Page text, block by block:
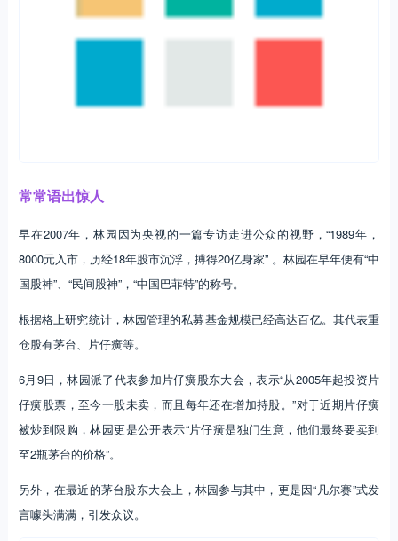
常常语出惊人
早在2007年，林园因为央视的一篇专访走进公众的视野，“1989年，
8000元入市，历经18年股市沉浮，搏得20亿身家” 。林园在早年便有“中
国股神”、“民间股神”，“中国巴菲特”的称号。
根据格上研究统计，林园管理的私募基金规模已经高达百亿。其代表重
仓股有茅台、片仔癀等。
6月9日，林园派了代表参加片仔癀股东大会，表示“从2005年起投资片
仔癀股票，至今一股未卖，而且每年还在增加持股。”对于近期片仔癀
被炒到限购，林园更是公开表示“片仔癀是独门生意，他们最终要卖到
至2瓶茅台的价格”。
另外，在最近的茅台股东大会上，林园参与其中，更是因“凡尔赛”式发
言噱头满满，引发众议。